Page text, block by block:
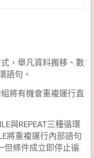
，舉凡資料搬移、數
語句。
將有機會重複運行直
與REPEAT三種循環
將重複運行內部語句
但條件成立即停止循